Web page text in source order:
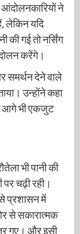
ने
लेकिन यदि
की गई तो नर्सिंग
करेंगे।
समर्थन देने वाले
उन्होंने कहा
आगे भी एकजुट
भी पानी की
चढ़ी रही।
प्रशासन में
से सकारात्मक
गए। और इसी